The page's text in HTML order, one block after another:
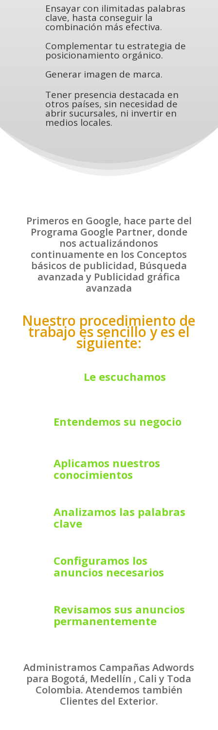
Ensayar con ilimitadas palabras
clave, hasta conseguir la
combinación más efectiva.
Complementar tu estrategia de
posicionamiento orgánico.
Generar imagen de marca.
Tener presencia destacada en
otros países, sin necesidad de
abrir sucursales, ni invertir en
medios locales.
Primeros en Google, hace parte del
Programa Google Partner, donde
nos actualizándonos
continuamente en los Conceptos
básicos de publicidad, Búsqueda
avanzada y Publicidad gráfica
avanzada
Nuestro procedimiento de
trabajo es sencillo y es el
siguiente:
Le escuchamos
Entendemos su negocio
Aplicamos nuestros
conocimientos
Analizamos las palabras
clave
Configuramos los
anuncios necesarios
Revisamos sus anuncios
permanentemente
Administramos Campañas Adwords
para Bogotá, Medellín , Cali y Toda
Colombia. Atendemos también
Clientes del Exterior.